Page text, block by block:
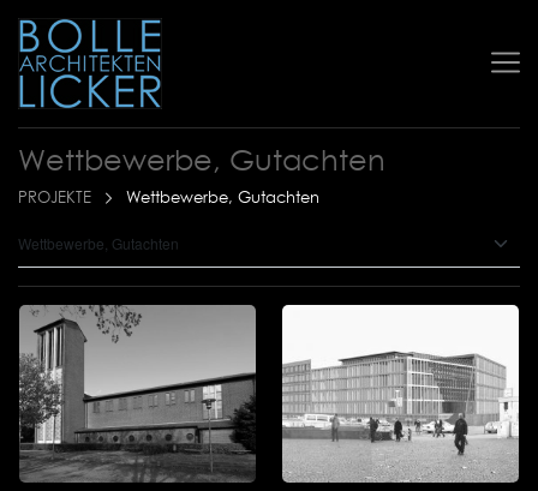
Wettbewerbe, Gutachten
PROJEKTE Wettbewerbe, Gutachten